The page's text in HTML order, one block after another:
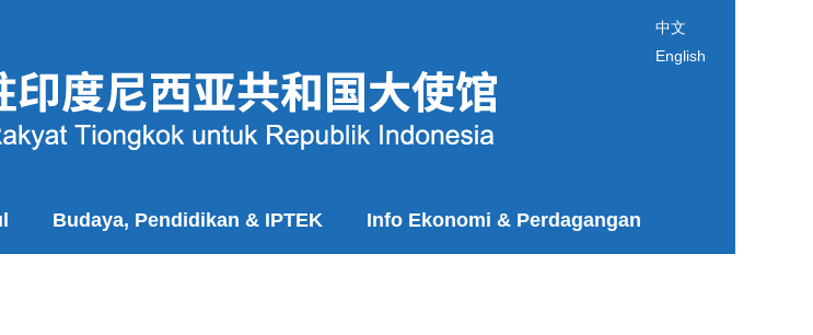
中文
English
Budaya, Pendidikan & IPTEK Info Ekonomi & Perdagangan